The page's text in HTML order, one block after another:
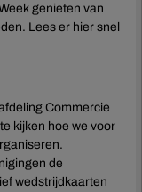
genieten van
Lees er hier snel
Commercie
kijken hoe we voor
de
wedstrijdkaarten